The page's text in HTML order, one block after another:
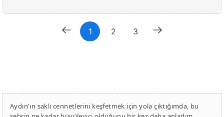
1 2 3
Aydın'ın saklı cennetlerini keşfetmek için yola çıktığımda, bu